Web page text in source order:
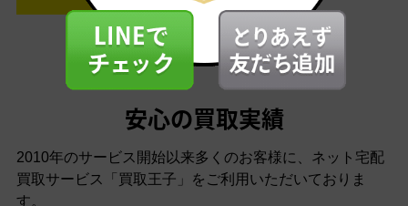
安心の買取実績
2010年のサービス開始以来多くのお客様に、 ネット宅配
買取サービス「買取王子」をご利用いただいておりま
す。